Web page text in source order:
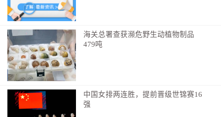
而非被本能驱使仓皇躲避。
若长期恐惧冲突、习惯性回避，已经严重影响职场
沟通与家庭关系，不必独自陷入内耗。及时寻求专业心
理咨询师疏导，能更高效地调整心理应激模式。
作者：方雅婷
编辑：吴梦茹
海关总署查获濒危野生动植物制品
479吨
中国女排两连胜，提前晋级世锦赛16
强